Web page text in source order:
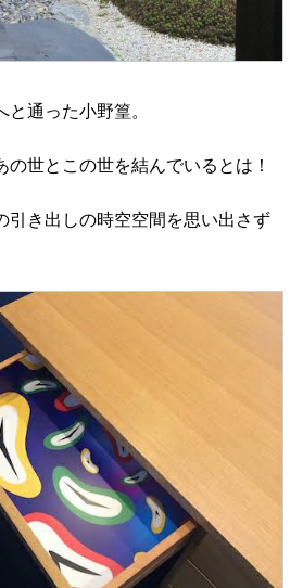
通った小野篁。
の世とこの世を結んでいるとは！
引き出しの時空空間を思い出さず